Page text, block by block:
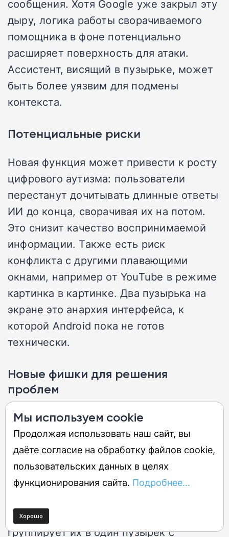
сообщения. Хотя Google уже закрыл эту
дыру, логика работы сворачиваемого
помощника в фоне потенциально
расширяет поверхность для атаки.
Ассистент, висящий в пузырьке, может
быть более уязвим для подмены
контекста.
Потенциальные риски
Новая функция может привести к росту
цифрового аутизма: пользователи
перестанут дочитывать длинные ответы
ИИ до конца, сворачивая их на потом.
Это снизит качество воспринимаемой
информации. Также есть риск
конфликта с другими плавающими
окнами, например от YouTube в режиме
картинка в картинке. Два пузырька на
экране это анархия интерфейса, к
которой Android пока не готов
технически.
Новые фишки для решения
проблем
Google уже тестирует механизмы
приоритетных уведомлений именно для
завершенных задач ИИ, чтобы ответ не
терялся в шуме. Также в бета-версиях
появилась интеллектуальная
несколько чатов с Gemini, система
группирует их в один пузырек с
Мы используем cookie
Продолжая использовать наш сайт, вы
даёте согласие на обработку файлов cookie,
пользовательских данных в целях
функционирования сайта. Подробнее...